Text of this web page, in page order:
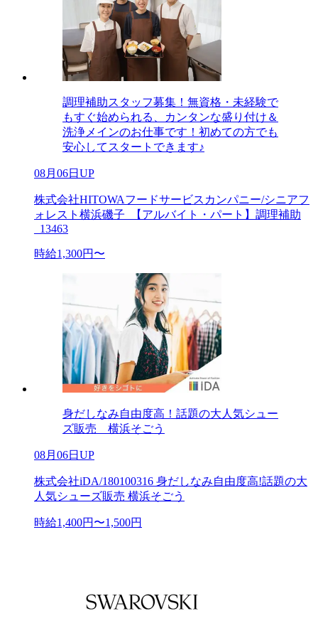
調理補助スタッフ募集！無資格・未経験で
もすぐ始められる、カンタンな盛り付け＆
洗浄メインのお仕事です！初めての方でも
安心してスタートできます♪
08月06日UP
株式会社HITOWAフードサービスカンパニー/シニアフ
ォレスト横浜磯子_【アルバイト・パート】調理補助
_13463
時給1,300円〜
身だしなみ自由度高！話題の大人気シュー
ズ販売 横浜そごう
08月06日UP
株式会社iDA/180100316 身だしなみ自由度高!話題の大
人気シューズ販売 横浜そごう
時給1,400円〜1,500円